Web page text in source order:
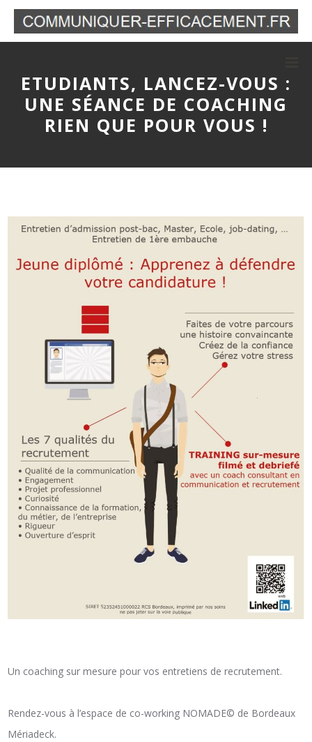
ETUDIANTS, LANCEZ-VOUS :
UNE SÉANCE DE COACHING
RIEN QUE POUR VOUS !
Un coaching sur mesure pour vos entretiens de recrutement.
Rendez-vous à l’espace de co-working NOMADE© de Bordeaux
Mériadeck.